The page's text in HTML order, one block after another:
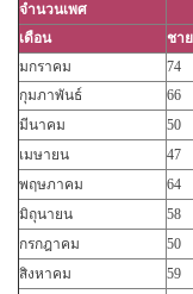
จำนวนเพศ
เดือน
ชาย
มกราคม
74
กุมภาพันธ์
66
มีนาคม
50
เมษายน
47
พฤษภาคม
64
มิถุนายน
58
กรกฎาคม
50
สิงหาคม
59